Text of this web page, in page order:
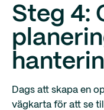
Steg 4:
Dags att skapa en
vägkarta för att se